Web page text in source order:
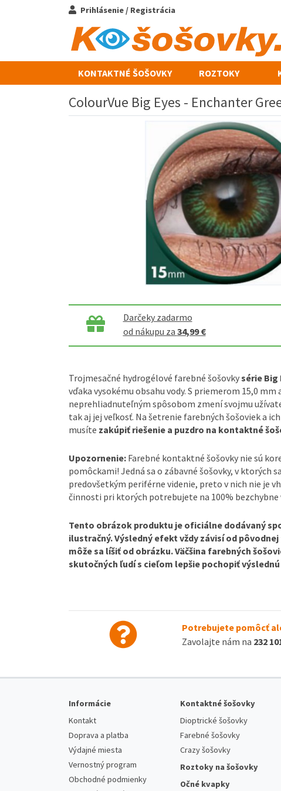
Prihlásenie / Registrácia
KONTAKTNÉ ŠOŠOVKY ROZTOKY
ColourVue Big Eyes - Enchanter
Darčeky zadarmo
od nákupu za 34,99 €
Trojmesačné hydrogélové farebné šošovkysérie Big
vďaka vysokému obsahu vody. S priemerom 15,0
neprehliadnuteľným spôsobom zmení svojmu
tak aj jej veľkosť. Na šetrenie farebných šošoviek a
musíte zakúpiť riešenie a puzdro na kontaktné
Upozornenie: Farebné kontaktné šošovky nie sú
pomôckami! Jedná sa o zábavné šošovky, v ktorých
predovšetkým periférne videnie, preto v nich nie je
činnosti pri ktorých potrebujete na 100% bezchybne
Tento obrázok produktu je oficiálne dodávaný
ilustračný. Výsledný efekt vždy závisí od
môže sa líšiť od obrázku. Väčšina farebných
skutočných ľudí s cieľom lepšie pochopiť
Potrebujete pomôcť
Zavolajte nám na 232
Informácie
Kontakt
Doprava a platba
Výdajné miesta
Vernostný program
Obchodné podmienky
Kontaktné šošovky
Dioptrické šošovky
Farebné šošovky
Crazy šošovky
Roztoky na šošovky
Očné kvapky